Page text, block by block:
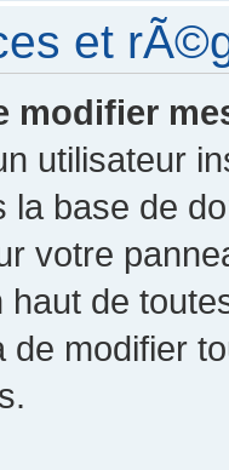
et
modifier
utilisateur
base de
votre
haut de
de modifier